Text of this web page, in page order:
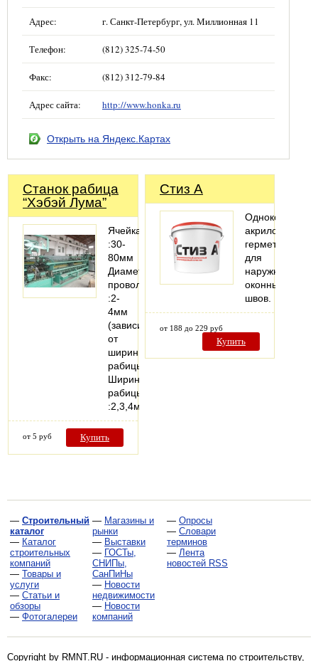
Адрес: г. Санкт-Петербург, ул. Миллионная 11
Телефон: (812) 325-74-50
Факс: (812) 312-79-84
Адрес сайта: http://www.honka.ru
Открыть на Яндекс.Картах
Станок рабица
“Хэбэй Лума”
Ячейка
:30-
80мм
Диаметр
проволоки
:2-
4мм
(зависит
от
ширины
рабицы)
Ширина
рабицы
:2,3,4м
от 5 руб Купить
Стиз А
акриловый
герметик
для
наружных
оконных
швов.
от 188 до 229 руб
Купить
— Строительный
каталог
— Каталог
строительных
компаний
— Товары и
услуги
— Статьи и
обзоры
— Фотогалереи
— Магазины и
рынки
— Выставки
— ГОСТы,
СНИПы,
СанПиНы
— Новости
недвижимости
— Новости
компаний
— Опросы
— Словари
терминов
— Лента
новостей RSS
Copyright by RMNT.RU - информационная система по строительству,